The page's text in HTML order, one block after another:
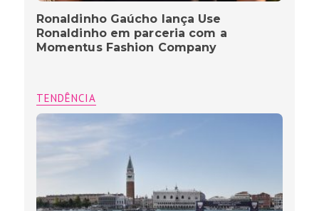
Ronaldinho Gaúcho lança Use
Ronaldinho em parceria com a
Momentus Fashion Company
TENDÊNCIA